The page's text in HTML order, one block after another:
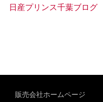
日産プリンス千葉ブログ
販売会社ホームページ